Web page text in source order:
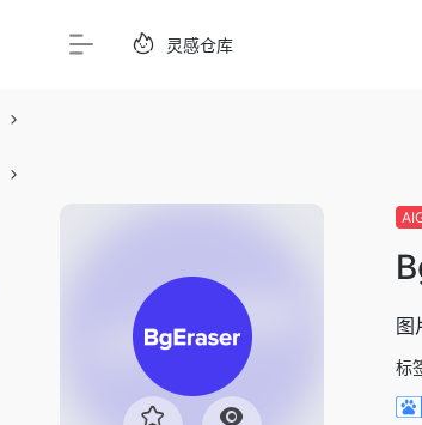
灵感仓库
图
标